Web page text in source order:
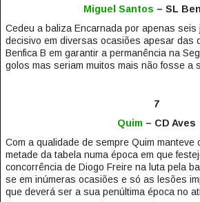
Miguel Santos – SL
Cedeu a baliza Encarnada por apenas
decisivo em diversas ocasiões apesar das
Benfica B em garantir a permanência na
golos mas seriam muitos mais não fosse a
7
Quim – CD Aves
Com a qualidade de sempre Quim manteve
metade da tabela numa época em que
concorrência de Diogo Freire na luta pela
se em inúmeras ocasiões e só as lesões
que deverá ser a sua penúltima época no